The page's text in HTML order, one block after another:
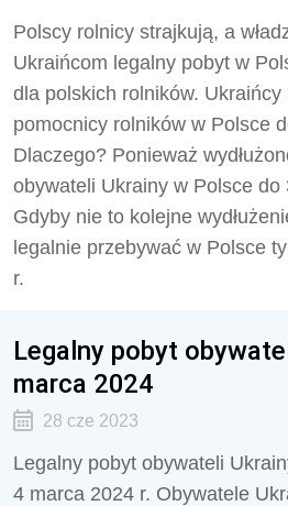
Polscy rolnicy strajkują, a
Ukraińcom legalny pobyt w
dla polskich rolników.
pomocnicy rolników w Polsce
Dlaczego? Ponieważ
obywateli Ukrainy w Polsce do
Gdyby nie to kolejne
legalnie przebywać w Polsce
r.
Legalny pobyt
marca 2024
28 cze 2023
Legalny pobyt obywateli
4 marca 2024 r. Obywatele